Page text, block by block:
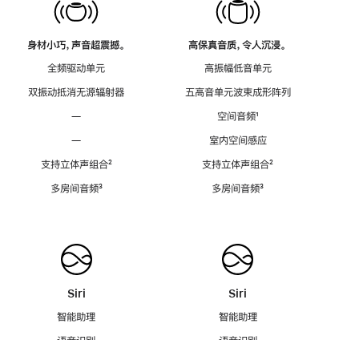
身材小巧，声音超震撼。
全频驱动单元
双振动抵消无源辐射器
—
—
支持立体声组合脚
²
多房间音频脚
³
Siri
智能助理
高保真音质，令人沉浸。
高振幅低音单元
五高音单元波束成形阵列
空间音频脚
¹
室内空间感应
支持立体声组合脚
²
多房间音频脚
³
Siri
智能助理